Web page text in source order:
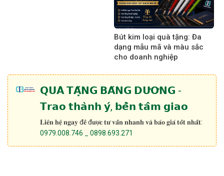
Bút kim loại quà tặng: Đa
dạng mẫu mã và màu sắc
cho doanh nghiệp
𝗤𝗨𝗔̀ 𝗧𝗔̣̆𝗡𝗚 𝗕𝗔̆𝗡𝗚 𝗗𝗨̛𝗢̛𝗡𝗚 -
𝗧𝗿𝗮𝗼 𝘁𝗵𝗮̀𝗻𝗵 𝘆́, 𝗯𝗲̂̀𝗻 𝘁𝗮̂𝗺 𝗴𝗶𝗮𝗼
𝐋𝐢𝐞̂𝐧 𝐡𝐞̣̂ 𝐧𝐠𝐚𝐲 đ𝐞̂̉ đ𝐮̛𝐨̛̣𝐜 𝐭𝐮̛ 𝐯𝐚̂́𝐧 𝐧𝐡𝐚𝐧𝐡 𝐯𝐚̀ 𝐛𝐚́𝐨 𝐠𝐢𝐚́ 𝐭𝐨̂́𝐭 𝐧𝐡𝐚̂́𝐭:
0979.008.746 _ 0898.693.271